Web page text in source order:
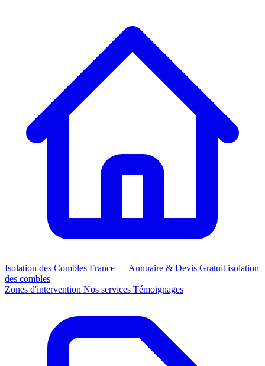
Isolation des Combles France — Annuaire & Devis Gratuit isolation
des combles
Zones d'intervention Nos services Témoignages